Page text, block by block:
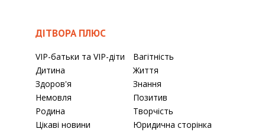
ДІТВОРА ПЛЮС
VIP-батьки та VIP-діти
Вагітність
Дитина
Життя
Здоров'я
Знання
Немовля
Позитив
Родина
Творчість
Цікаві новини
Юридична сторінка